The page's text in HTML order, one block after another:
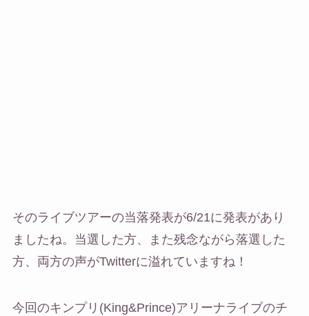
そのライブツアーの当落発表が6/21に発表があり
ましたね。当選した方、また残念ながら落選した
方、両方の声がTwitterに溢れていますね！
今回のキンプリ(King&Prince)アリーナライブのチ